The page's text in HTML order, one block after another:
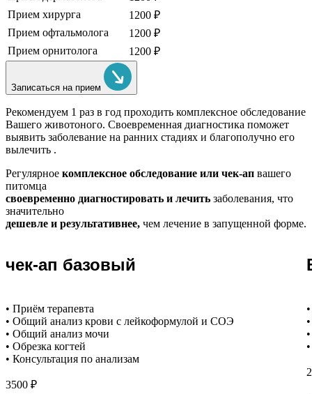
Прием хирурга
1200 ₽
Прием офтальмолога
1200 ₽
Прием орнитолога
1200 ₽
Записаться на прием
Рекомендуем 1 раз в год проходить комплексное обследование
Вашего животоного. Своевременная диагностика поможет
выявить заболевание на ранних стадиях и благополучно его
вылечить .
Регулярное комплексное обследование или чек-ап вашего
питомца
своевременно диагностировать и лечить заболевания, что
значительно
дешевле и результативнее, чем лечение в запущенной форме.
чек-ап базовый
• Приём терапевта
• Общий анализ крови с лейкоформулой и СОЭ
• Общий анализ мочи
• Обрезка когтей
• Консультация по анализам
3500 ₽